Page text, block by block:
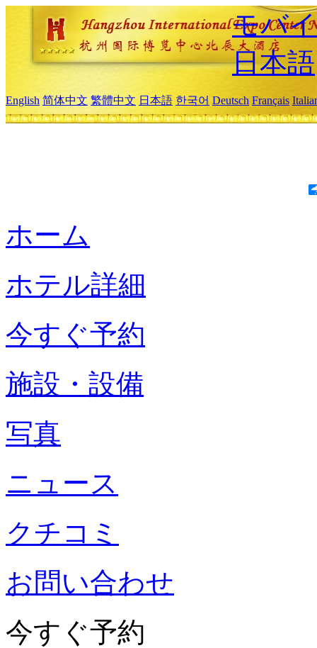
モバ
日本語
English 简体中文 繁體中文 日本語 한국어 Deutsch Français
ホーム
ホテル詳細
今すぐ予約
施設・設備
写真
ニュース
クチコミ
お問い合わせ
今すぐ予約